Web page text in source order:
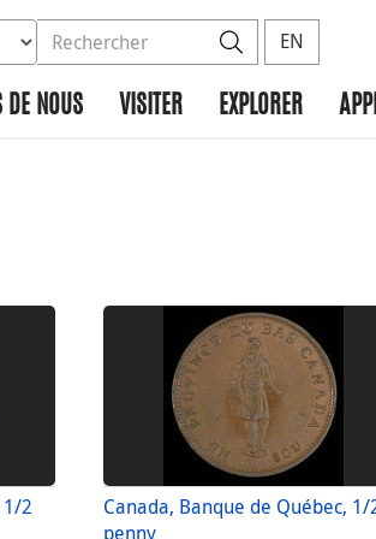
la base de données à rechercher
le site Rechercher
EN
DE NOUS VISITER EXPLORER
1/2
Canada, Banque de Québec, 1/
penny